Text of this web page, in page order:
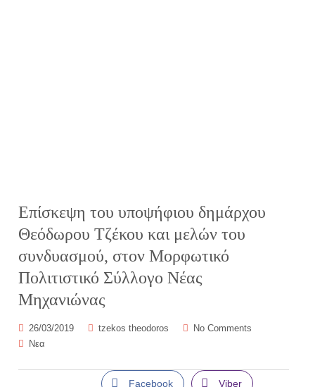
Επίσκεψη του υποψήφιου δημάρχου
Θεόδωρου Τζέκου και μελών του
συνδυασμού, στον Μορφωτικό
Πολιτιστικό Σύλλογο Νέας
Μηχανιώνας
26/03/2019 tzekos theodoros
No Comments
Νεα
Facebook Viber